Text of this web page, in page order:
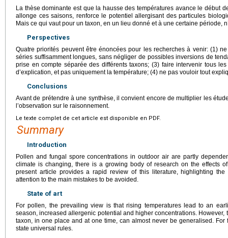
La thèse dominante est que la hausse des températures avance le début
allonge ces saisons, renforce le potentiel allergisant des particules
Mais ce qui vaut pour un taxon, en un lieu donné et à une certaine période,
Perspectives
Quatre priorités peuvent être énoncées pour les recherches à venir: (1)
séries suffisamment longues, sans négliger de possibles inversions de
prise en compte séparée des différents taxons; (3) faire intervenir tous
d’explication, et pas uniquement la température; (4) ne pas vouloir tout
Conclusions
Avant de prétendre à une synthèse, il convient encore de multiplier les
l’observation sur le raisonnement.
Le texte complet de cet article est disponible en PDF.
Summary
Introduction
Pollen and fungal spore concentrations in outdoor air are partly
climate is changing, there is a growing body of research on the effects
present article provides a rapid review of this literature, highlighting
attention to the main mistakes to be avoided.
State of art
For pollen, the prevailing view is that rising temperatures lead to an
season, increased allergenic potential and higher concentrations. However,
taxon, in one place and at one time, can almost never be generalised.
state universal rules.